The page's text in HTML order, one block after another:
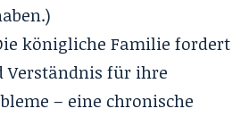
königliche Familie fordert
Verständnis für ihre
– eine chronische